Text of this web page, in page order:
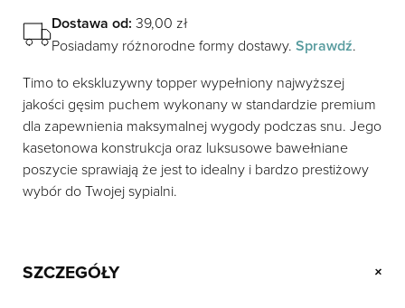
Dostawa od: 39,00 zł
Posiadamy różnorodne formy dostawy. Sprawdź.
Timo to ekskluzywny topper wypełniony najwyższej
jakości gęsim puchem wykonany w standardzie premium
dla zapewnienia maksymalnej wygody podczas snu. Jego
kasetonowa konstrukcja oraz luksusowe bawełniane
poszycie sprawiają że jest to idealny i bardzo prestiżowy
wybór do Twojej sypialni.
SZCZEGÓŁY +